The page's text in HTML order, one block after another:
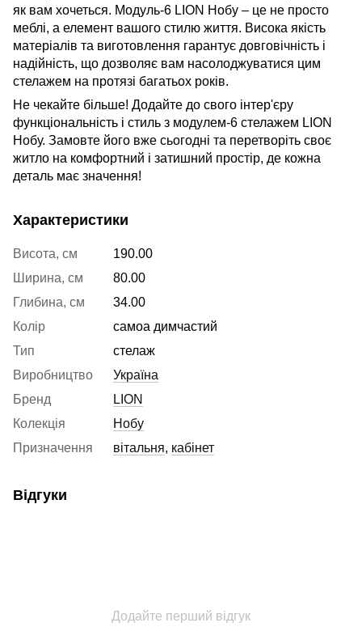
як вам хочеться. Модуль-6 LION Нобу – це не просто
меблі, а елемент вашого стилю життя. Висока якість
матеріалів та виготовлення гарантує довговічність і
надійність, що дозволяє вам насолоджуватися цим
стелажем на протязі багатьох років.
Не чекайте більше! Додайте до свого інтер'єру
функціональність і стиль з модулем-6 стелажем LION
Нобу. Замовте його вже сьогодні та перетворіть своє
житло на комфортний і затишний простір, де кожна
деталь має значення!
Характеристики
Висота, см
190.00
Ширина, см
80.00
Глибина, см
34.00
Колір
самоа димчастий
Тип
стелаж
Виробництво
Україна
Бренд
LION
Колекція
Нобу
Призначення
вітальня, кабінет
Відгуки
Додайте перший відгук